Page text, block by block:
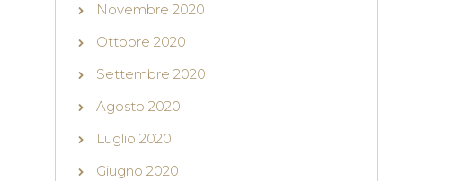
Novembre 2020
Ottobre 2020
Settembre 2020
Agosto 2020
Luglio 2020
Giugno 2020